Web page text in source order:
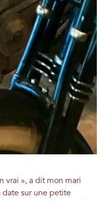
vrai », a dit mon mari
date sur une petite